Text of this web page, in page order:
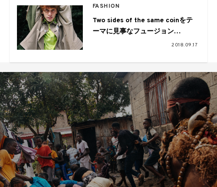
FASHION
Two sides of the same coinをテ
ーマに見事なフュージョン
“elephant TRIBAL fabrics” 2019
2018.09.17